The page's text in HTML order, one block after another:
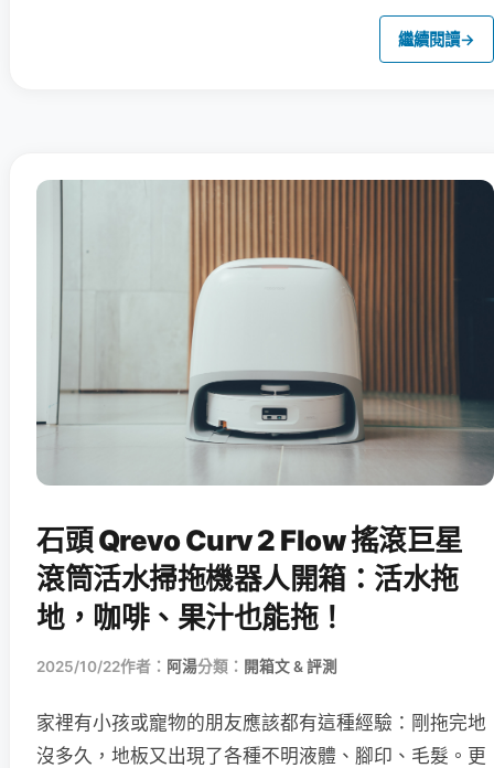
繼續閱讀→
石頭 Qrevo Curv 2 Flow 搖滾巨星
滾筒活水掃拖機器人開箱：活水拖
地，咖啡、果汁也能拖！
2025/10/22作者： 阿湯分類： 開箱文 & 評測
家裡有小孩或寵物的朋友應該都有這種經驗：剛拖完地
沒多久，地板又出現了各種不明液體、腳印、毛髮。更